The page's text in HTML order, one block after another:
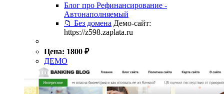
Блог про Рефинансирование -
Автонаполняемый
📁 Без домена Демо-сайт:
https://z598.zaplata.ru
Цена: 1800 ₽
ДЕМО